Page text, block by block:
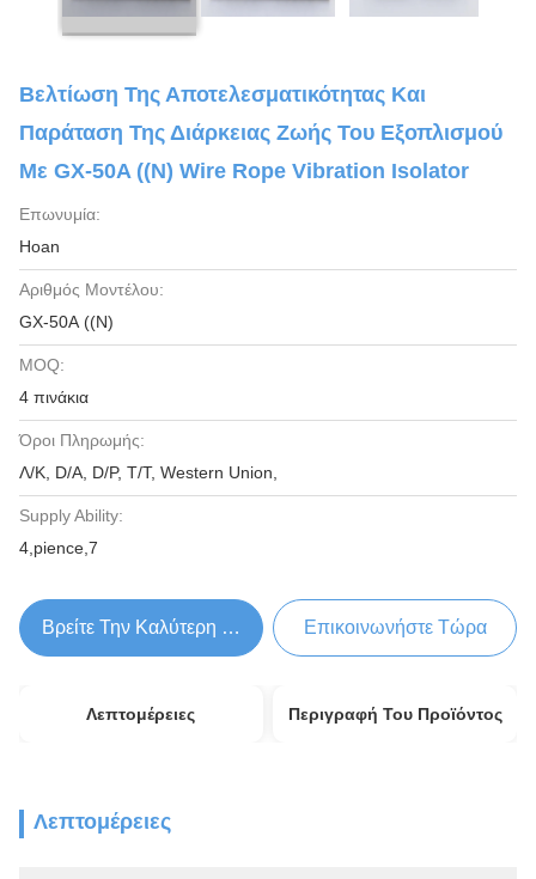
Βελτίωση Της Αποτελεσματικότητας Και
Παράταση Της Διάρκειας Ζωής Του Εξοπλισμού
Με GX-50A ((N) Wire Rope Vibration Isolator
Επωνυμία:
Hoan
Αριθμός Μοντέλου:
GX-50A ((N)
MOQ:
4 πινάκια
Όροι Πληρωμής:
Λ/Κ, D/A, D/P, T/T, Western Union,
Supply Ability:
4,pience,7
Βρείτε Την Καλύτερη Τιμή Επικοινωνήστε Τώρα
Λεπτομέρειες Περιγραφή Του Προϊόντος
Λεπτομέρειες